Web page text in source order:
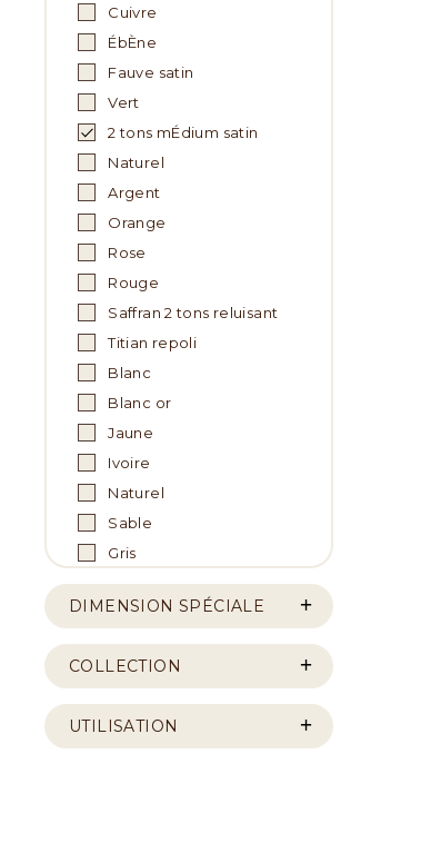
Cuivre
ÉbÈne
Fauve satin
Vert
2 tons mÉdium satin
Naturel
Argent
Orange
Rose
Rouge
Saffran 2 tons reluisant
Titian repoli
Blanc
Blanc or
Jaune
Ivoire
Naturel
Sable
Gris
DIMENSION SPÉCIALE
COLLECTION
UTILISATION